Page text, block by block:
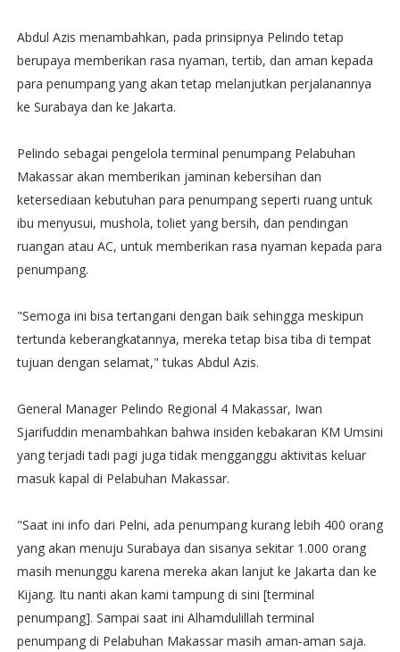
Abdul Azis menambahkan, pada prinsipnya Pelindo tetap
berupaya memberikan rasa nyaman, tertib, dan aman kepada
para penumpang yang akan tetap melanjutkan perjalanannya
ke Surabaya dan ke Jakarta.
Pelindo sebagai pengelola terminal penumpang Pelabuhan
Makassar akan memberikan jaminan kebersihan dan
ketersediaan kebutuhan para penumpang seperti ruang untuk
ibu menyusui, mushola, toliet yang bersih, dan pendingan
ruangan atau AC, untuk memberikan rasa nyaman kepada para
penumpang.
"Semoga ini bisa tertangani dengan baik sehingga meskipun
tertunda keberangkatannya, mereka tetap bisa tiba di tempat
tujuan dengan selamat," tukas Abdul Azis.
General Manager Pelindo Regional 4 Makassar, Iwan
Sjarifuddin menambahkan bahwa insiden kebakaran KM Umsini
yang terjadi tadi pagi juga tidak mengganggu aktivitas keluar
masuk kapal di Pelabuhan Makassar.
"Saat ini info dari Pelni, ada penumpang kurang lebih 400 orang
yang akan menuju Surabaya dan sisanya sekitar 1.000 orang
masih menunggu karena mereka akan lanjut ke Jakarta dan ke
Kijang. Itu nanti akan kami tampung di sini [terminal
penumpang]. Sampai saat ini Alhamdulillah terminal
penumpang di Pelabuhan Makassar masih aman-aman saja.